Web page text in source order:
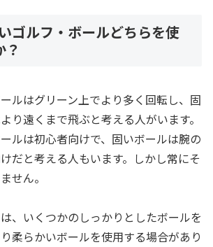
ゴルフ・ボールどちらを使
ルはグリーン上でより多く回転し、固
り遠くまで飛ぶと考える人がいます。
ルは初心者向けで、固いボールは腕の
だと考える人もいます。しかし常にそ
せん。
、いくつかのしっかりとしたボールを
柔らかいボールを使用する場合があり